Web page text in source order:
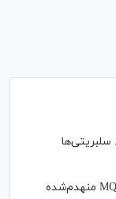
سلبریتی‌ها
اولین تصاویر لاشه F-۱۵ آمریکا و پهپاد MQ-۹ منهدم‌شده